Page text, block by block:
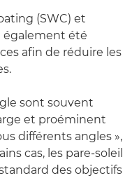
(SWC) et
également été
afin de réduire les
sont souvent
et proéminent
différents angles »,
cas, les pare-soleil
des objectifs